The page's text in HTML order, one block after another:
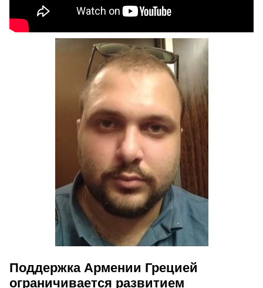
Поддержка Армении Грецией
ограничивается развитием